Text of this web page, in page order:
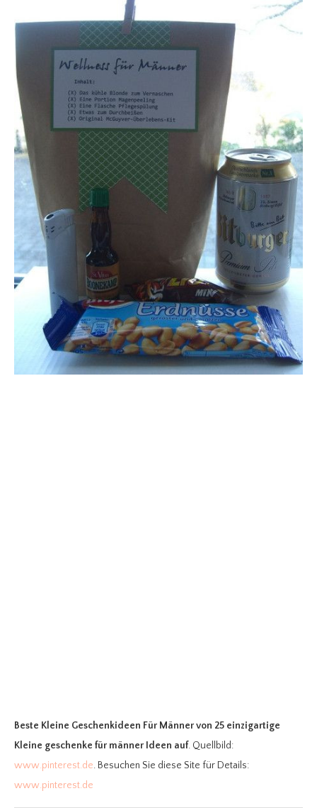
Beste Kleine Geschenkideen Für Männervon 25 einzigartige
Kleine geschenke für männer Ideen auf. Quellbild:
www.pinterest.de. Besuchen Sie diese Site für Details:
www.pinterest.de